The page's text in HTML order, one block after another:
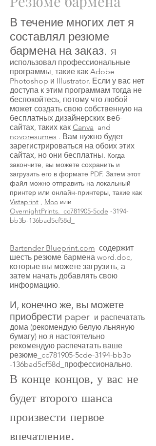
В течение многих лет я
составлял резюме
бармена на заказ. Я
использовал профессиональные
программы, такие как Adobe
Photoshop и Illustrator. Если у вас нет
доступа к этим программам тогда не
беспокойтесь, потому что любой
может создать свою собственную на
бесплатных дизайнерских веб-
сайтах, таких как Canva and
novoresumes . Вам нужно будет
зарегистрироваться на обоих этих
сайтах, но они бесплатны. Когда
закончите, вы можете сохранить и
загрузить его в формате PDF. Затем этот
файл можно отправить на локальный
принтер или онлайн-принтеры, такие как
Vistaprint , Moo или
OvernightPrints._cc781905-5cde -3194-
bb3b-136bad5cf58d_
Bartender Blueprint.com содержит
шесть резюме бармена word.doc,
которые вы можете загрузить, а
затем начать добавлять свою
информацию.
И, конечно же, вы можете
приобрести paper и распечатать
дома (рекомендую белую льняную
бумагу) но я настоятельно
рекомендую распечатать ваше
резюме_cc781905-5cde-3194-bb3b
-136bad5cf58d_профессионально.
В конце концов, у вас не
будет второго шанса
произвести первое
впечатление.